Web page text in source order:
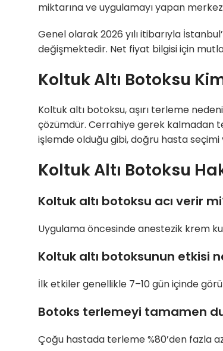
miktarına ve uygulamayı yapan
Genel olarak 2026 yılı itibarıyla
değişmektedir. Net fiyat bilgisi için
Koltuk Altı Botoksu
Koltuk altı botoksu, aşırı terleme
çözümdür. Cerrahiye gerek kalmadan
işlemde olduğu gibi, doğru hasta
Koltuk Altı Botoksu
Koltuk altı botoksu acı verir
Uygulama öncesinde anestezik krem
Koltuk altı botoksunun etkisi
İlk etkiler genellikle 7–10 gün içinde
Botoks terlemeyi tamamen
Çoğu hastada terleme %80’den fazla